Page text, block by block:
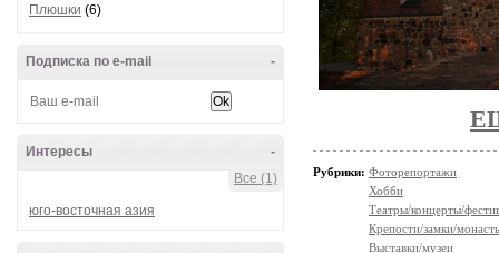
Плюшки (6)
-
Подписка по e-mail
-
Интересы
Все (1)
юго-восточная азия
Рубрики: Фоторепортажи
Хобби
Театры/концерты/
Крепости/замки/
Выставки/музеи